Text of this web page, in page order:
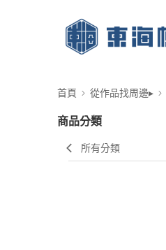
首頁 從作品找周邊▸
商品分類
所有分類